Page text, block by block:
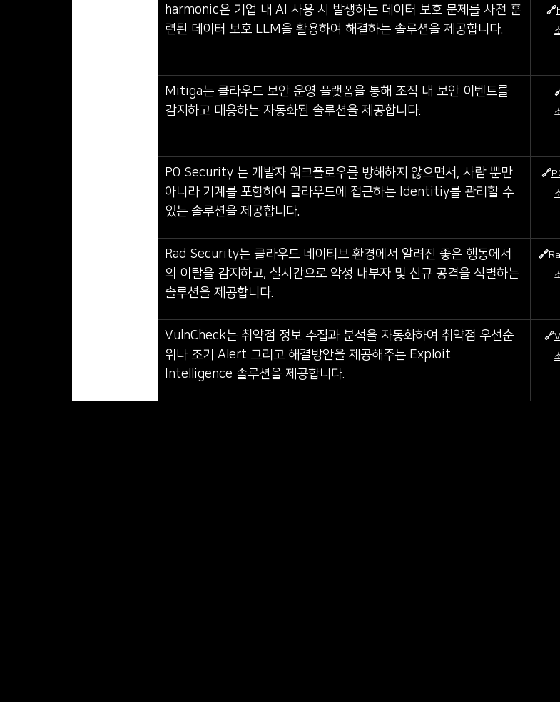
harmonic은 기업 내 AI 사용 시 발생하는 데이터 보호 문제를 사전 훈
련된 데이터 보호 LLM을 활용하여 해결하는 솔루션을 제공합니다.
🔗
Mitiga는 클라우드 보안 운영 플랫폼을 통해 조직 내 보안 이벤트를
감지하고 대응하는 자동화된 솔루션을 제공합니다.
P0 Security 는 개발자 워크플로우를 방해하지 않으면서, 사람 뿐만
아니라 기계를 포함하여 클라우드에 접근하는 Identitiy를 관리할 수
있는 솔루션을 제공합니다.
🔗
Rad Security는 클라우드 네이티브 환경에서 알려진 좋은 행동에서
의 이탈을 감지하고, 실시간으로 악성 내부자 및 신규 공격을 식별하는
솔루션을 제공합니다.
🔗
VulnCheck는 취약점 정보 수집과 분석을 자동화하여 취약점 우선순
위나 조기 Alert 그리고 해결방안을 제공해주는 Exploit
Intelligence 솔루션을 제공합니다.
🔗